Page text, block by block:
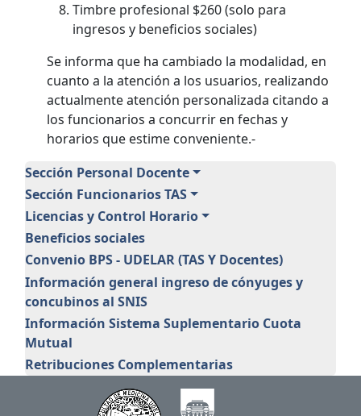
Personal
Sección Personal Docente
Sección Funcionarios TAS
Licencias y Control Horario
Beneficios sociales
Convenio BPS - UDELAR (TAS Y Docentes)
Información general ingreso de cónyuges y
concubinos al SNIS
Información Sistema Suplementario Cuota
Mutual
Retribuciones Complementarias
Timbre profesional $260 (solo para
ingresos y beneficios sociales)
Se informa que ha cambiado la modalidad, en
cuanto a la atención a los usuarios, realizando
actualmente atención personalizada citando a
los funcionarios a concurrir en fechas y
horarios que estime conveniente.-